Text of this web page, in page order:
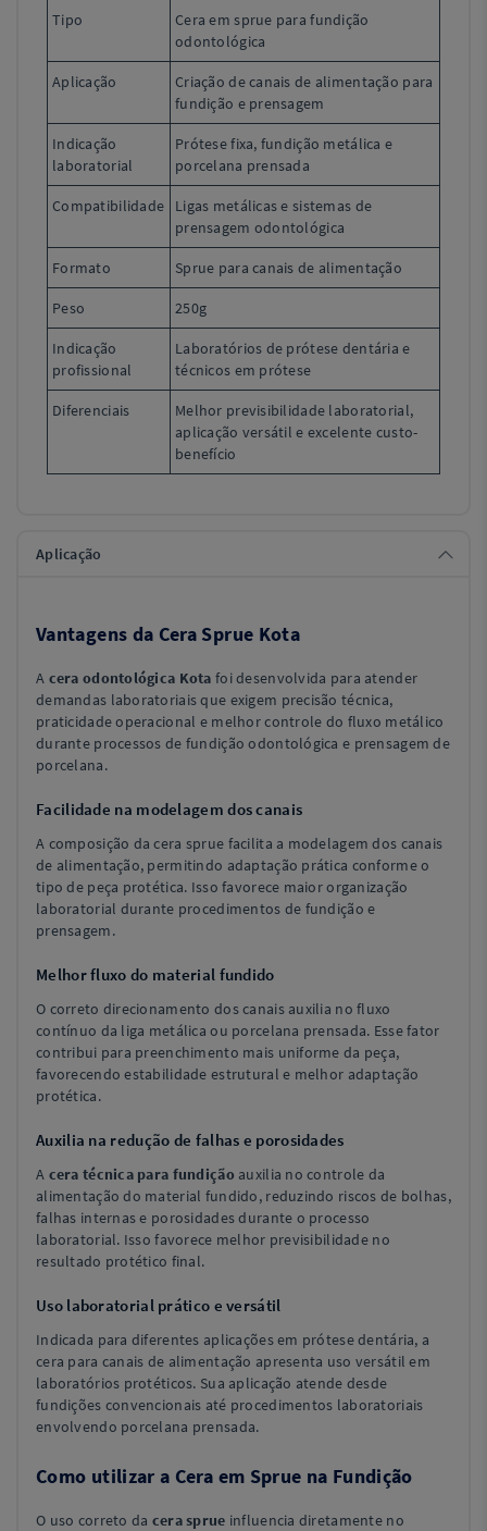
Tipo
Cera em sprue para fundição
odontológica
Aplicação
Criação de canais de alimentação para
fundição e prensagem
Indicação
laboratorial
Prótese fixa, fundição metálica e
porcelana prensada
Compatibilidade
Ligas metálicas e sistemas de
prensagem odontológica
Formato Sprue para canais de alimentação
Peso 250g
Indicação
profissional
Laboratórios de prótese dentária e
técnicos em prótese
Diferenciais
Melhor previsibilidade laboratorial,
aplicação versátil e excelente custo-
benefício
Aplicação
Vantagens da Cera Sprue Kota
A cera odontológica Kota foi desenvolvida para atender
demandas laboratoriais que exigem precisão técnica,
praticidade operacional e melhor controle do fluxo metálico
durante processos de fundição odontológica e prensagem de
porcelana.
Facilidade na modelagem dos canais
A composição da cera sprue facilita a modelagem dos canais
de alimentação, permitindo adaptação prática conforme o
tipo de peça protética. Isso favorece maior organização
laboratorial durante procedimentos de fundição e
prensagem.
Melhor fluxo do material fundido
O correto direcionamento dos canais auxilia no fluxo
contínuo da liga metálica ou porcelana prensada. Esse fator
contribui para preenchimento mais uniforme da peça,
favorecendo estabilidade estrutural e melhor adaptação
protética.
Auxilia na redução de falhas e porosidades
A cera técnica para fundiçãoauxilia no controle da
alimentação do material fundido, reduzindo riscos de bolhas,
falhas internas e porosidades durante o processo
laboratorial. Isso favorece melhor previsibilidade no
resultado protético final.
Uso laboratorial prático e versátil
Indicada para diferentes aplicações em prótese dentária, a
cera para canais de alimentação apresenta uso versátil em
laboratórios protéticos. Sua aplicação atende desde
fundições convencionais até procedimentos laboratoriais
envolvendo porcelana prensada.
Como utilizar a Cera em Sprue na Fundição
O uso correto da cera sprue influencia diretamente no